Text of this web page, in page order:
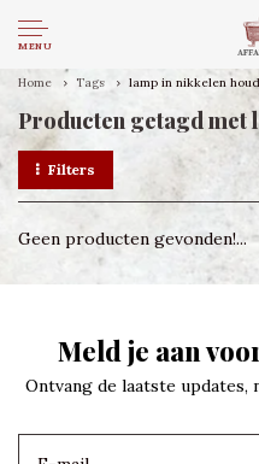
MENU
Home Tags lamp in nikkelen
Producten getagd met
Filters
Geen producten gevonden!...
Meld je aan
Ontvang de laatste updates,